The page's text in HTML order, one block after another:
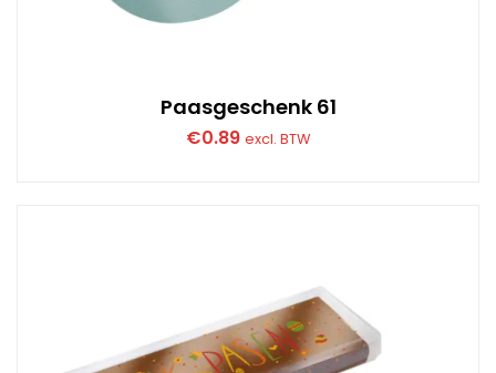
Paasgeschenk 61
€0.89 excl. BTW